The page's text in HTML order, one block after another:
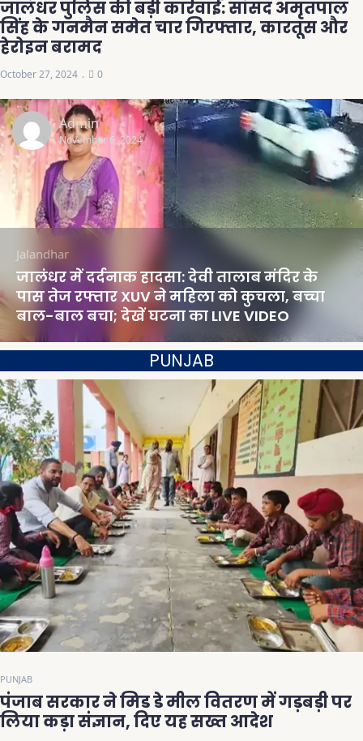
जालंधर पुलिस की बड़ी कार्रवाई: सांसद अमृतपाल
सिंह के गनमैन समेत चार गिरफ्तार, कारतूस और
हेरोइन बरामद
October 27, 2024 0
Admin
November 6, 2024
Jalandhar
जालंधर में दर्दनाक हादसा: देवी तालाब मंदिर के
पास तेज रफ्तार XUV ने महिला को कुचला, बच्चा
बाल-बाल बचा; देखें घटना का LIVE VIDEO
PUNJAB
PUNJAB
पंजाब सरकार ने मिड डे मील वितरण में गड़बड़ी पर
लिया कड़ा संज्ञान, दिए यह सख्त आदेश